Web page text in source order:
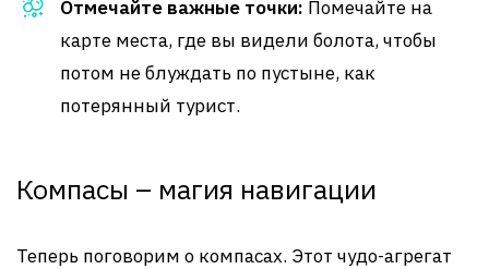
Отмечайте важные точки: Помечайте на
карте места, где вы видели болота, чтобы
потом не блуждать по пустыне, как
потерянный турист.
Компасы – магия навигации
Теперь поговорим о компасах. Этот чудо-агрегат